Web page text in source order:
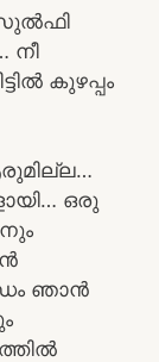
സുൽഫി
നീ
കുഴപ്പം
ഒരു
ഞാൻ